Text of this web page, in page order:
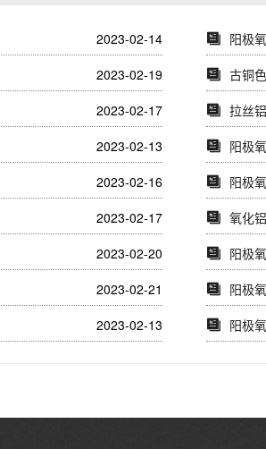
2023-02-14
阳极
2023-02-19
古铜
2023-02-17
拉丝
2023-02-13
阳极
2023-02-16
阳极
2023-02-17
氧化
2023-02-20
阳极
2023-02-21
阳极
2023-02-13 阳极